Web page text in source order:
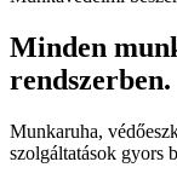
Minden
rendszerben.
Munkaruha,
szolgáltatások gyors